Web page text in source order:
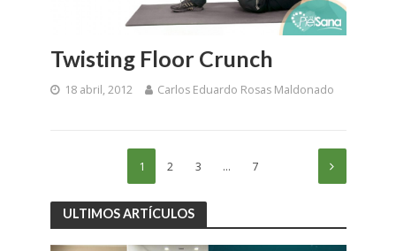
Twisting Floor Crunch
18 abril, 2012 Carlos Eduardo Rosas Maldonado
1 2 3 … 7
ULTIMOS ARTÍCULOS